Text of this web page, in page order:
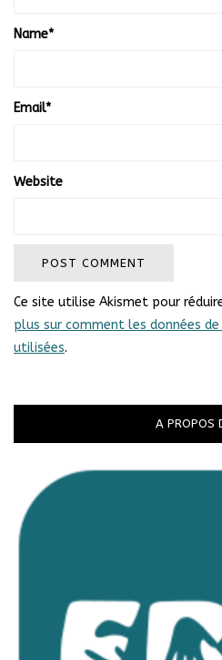
Name*
Email*
Website
Ce site utilise Akismet pour
plus sur comment les données
utilisées.
A PROPOS